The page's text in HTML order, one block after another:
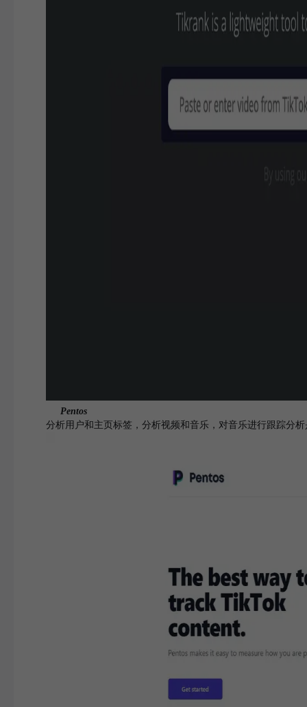
Pentos
分析用户和主页标签，分析视频和音乐，对音乐进行跟踪分